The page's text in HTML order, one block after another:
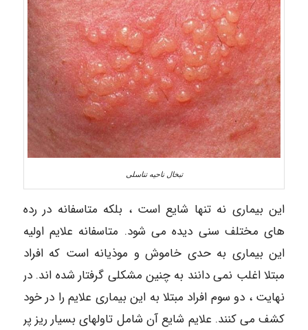
تبخال ناحیه تناسلی
این بیماری نه تنها شایع است ، بلکه متاسفانه در رده
های مختلف سنی دیده می شود. متاسفانه علایم اولیه
این بیماری به حدی خاموش و موذیانه است که افراد
مبتلا اغلب نمی دانند به چنین مشکلی گرفتار شده اند. در
نهایت ، دو سوم افراد مبتلا به این بیماری علایم را در خود
کشف می کنند. علایم شایع آن شامل تاولهای بسیار ریز پر